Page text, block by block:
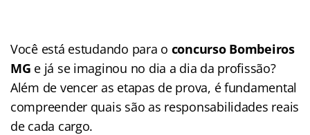
Você está estudando para o concurso Bombeiros
MG e já se imaginou no dia a dia da profissão?
Além de vencer as etapas de prova, é fundamental
compreender quais são as responsabilidades reais
de cada cargo.